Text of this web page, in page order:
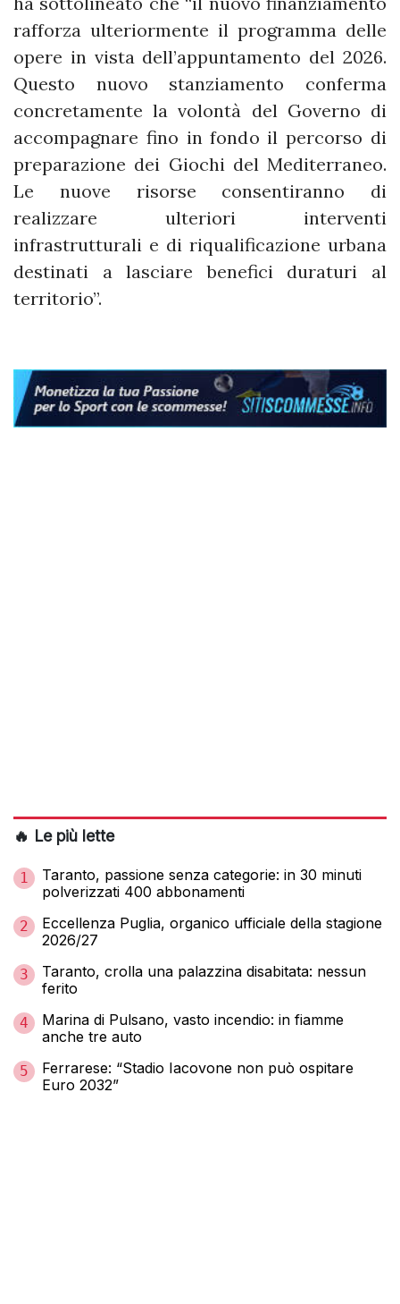
rafforza ulteriormente il programma delle
opere in vista dell’appuntamento del 2026.
Questo nuovo stanziamento conferma
concretamente la volontà del Governo di
accompagnare fino in fondo il percorso di
preparazione dei Giochi del Mediterraneo.
Le nuove risorse consentiranno di
realizzare ulteriori interventi
infrastrutturali e di riqualificazione urbana
destinati a lasciare benefici duraturi al
territorio”.
🔥 Le più lette
1
Taranto, passione senza categorie: in 30 minuti
polverizzati 400 abbonamenti
2
Eccellenza Puglia, organico ufficiale della stagione
2026/27
3
Taranto, crolla una palazzina disabitata: nessun
ferito
4
Marina di Pulsano, vasto incendio: in fiamme
anche tre auto
5
Ferrarese: “Stadio Iacovone non può ospitare
Euro 2032”